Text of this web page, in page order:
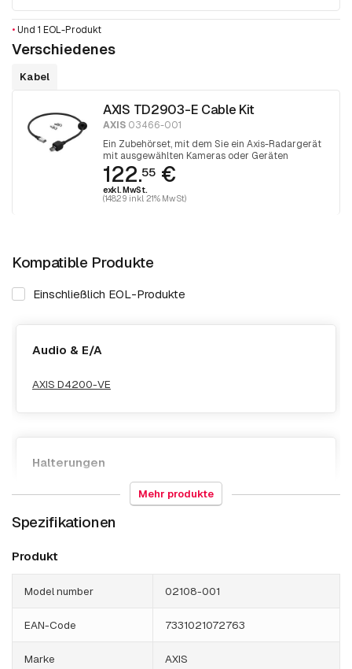
• Und 1 EOL-Produkt
Verschiedenes
Kabel
AXIS TD2903-E Cable Kit
AXIS 03466-001
Ein Zubehörset, mit dem Sie ein Axis-Radargerät
mit ausgewählten Kameras oder Geräten
verbinden und so die Lageerkennung verbessern
können
122.55 €
exkl. MwSt.
(148.29 inkl. 21% MwSt)
Kompatible Produkte
Einschließlich EOL-Produkte
Audio & E/A
AXIS D4200-VE
Halterungen
AXIS T91B63 Ceiling Mount
AXIS T91G61 Wall Mount
AXIS T94A01D Hängemontageset
Mehr produkte
Spezifikationen
Produkt
Model number 02108-001
EAN-Code 7331021072763
Marke AXIS